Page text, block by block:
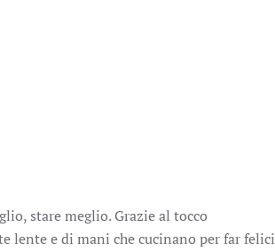
stare meglio. Grazie al tocco
lente e di mani che cucinano per far felici